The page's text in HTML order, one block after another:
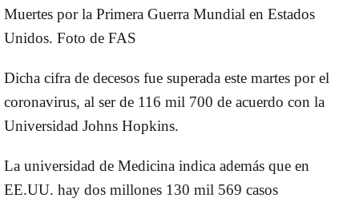
Muertes por la Primera Guerra Mundial en Estados
Unidos. Foto de FAS
Dicha cifra de decesos fue superada este martes por el
coronavirus, al ser de 116 mil 700 de acuerdo con la
Universidad Johns Hopkins.
La universidad de Medicina indica además que en
EE.UU. hay dos millones 130 mil 569 casos